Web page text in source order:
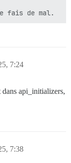
fais de mal.
7:24
api_initializers,
7:38